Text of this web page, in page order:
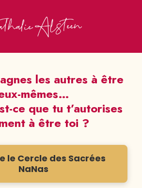
les autres à être
mêmes…
ce que tu t’autorises
à être toi ?
le Cercle des Sacrées
NaNas